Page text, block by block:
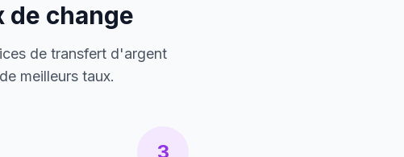
de change
de transfert d'argent
meilleurs taux.
3